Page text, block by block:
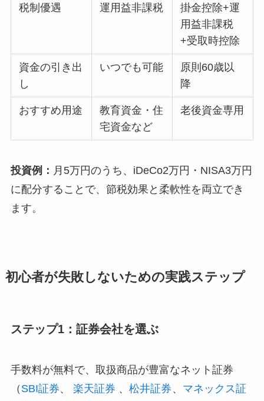
税制優遇 運用益非課税
掛金控除+運
用益非課税
+受取時控除
資金の引き出
し
いつでも可能
原則60歳以
降
おすすめ用途
教育資金・住
宅資金など
老後資金専用
投資例： 月5万円のうち、iDeCo2万円・NISA3万円
に配分することで、節税効果と柔軟性を両立でき
ます。
初心者が失敗しないための実践ステップ
ステップ1：証券会社を選ぶ
手数料が無料で、取扱商品が豊富なネット証券
（ SBI証券、 楽天証券 、 松井証券 、 マネックス証